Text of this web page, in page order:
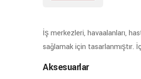
İş merkezleri, havaalanları,
sağlamak için tasarlanmıştır.
Aksesuarlar